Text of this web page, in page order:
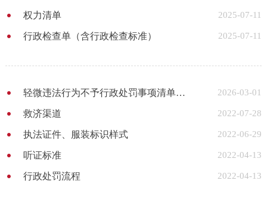
权力清单 2025-07-11
行政检查单（含行政检查标准） 2025-07-11
轻微违法行为不予行政处罚事项清单（更新至2026年3月） 2026-03-01
救济渠道 2022-07-28
执法证件、服装标识样式 2022-06-29
听证标准 2022-04-13
行政处罚流程 2022-04-13